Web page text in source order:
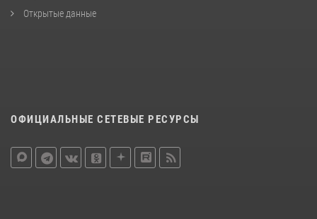
Открытые данные
ОФИЦИАЛЬНЫЕ СЕТЕВЫЕ РЕСУРСЫ